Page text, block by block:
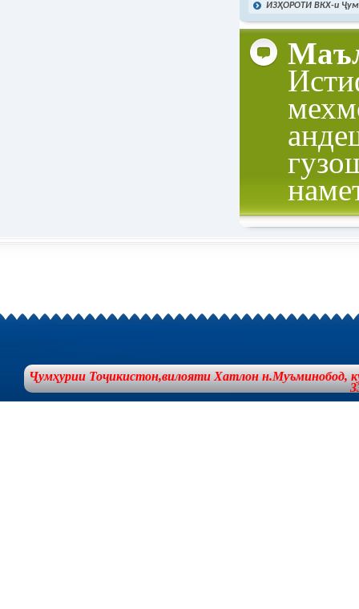
ИЗҲОРОТИ ВКХ-и
Ҷумҳурии Тоҷикистон,вилояти Хатлон н.Муъминобод,